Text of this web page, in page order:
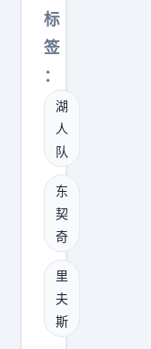
者
什
配
一
个
中
锋
就
能
扭
转
系
收
获
比
较
不
错
的
未
来
资
产
，
例
如
C
P
条
发
文
时
，
第
一
反
应
就
标
签
：
湖
人
队
东
契
奇
里
夫
斯